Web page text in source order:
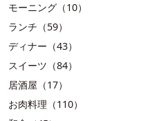
モーニング（10）
ランチ（59）
ディナー（43）
スイーツ（84）
居酒屋（17）
お肉料理（110）